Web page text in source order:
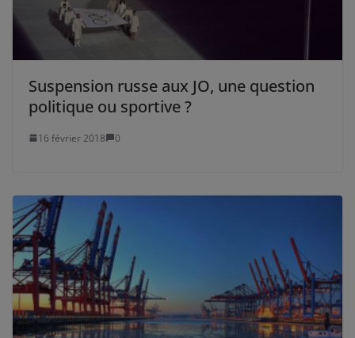
Suspension russe aux JO, une question
politique ou sportive ?
16 février 2018 0